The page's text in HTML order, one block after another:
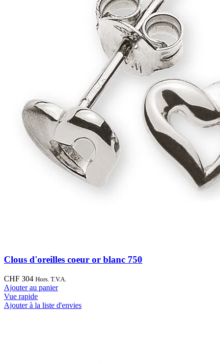
Clous d'oreilles coeur or blanc 750
CHF 304 Hors. T.V.A.
Ajouter au panier
Vue rapide
Ajouter à la liste d'envies